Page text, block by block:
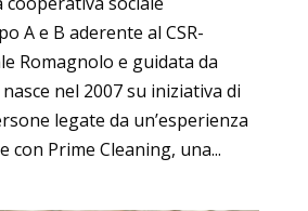
A e B aderente al CSR-
Romagnolo e guidata da
nasce nel 2007 su iniziativa di
legate da un’esperienza
con Prime Cleaning, una...